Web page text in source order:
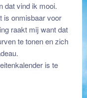
dat vind ik mooi.
is onmisbaar voor
raakt mij want dat
te tonen en zich
is te